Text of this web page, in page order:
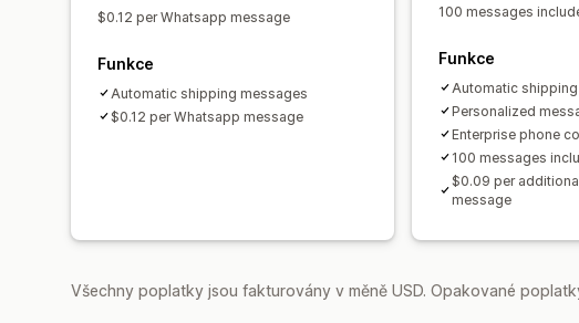
$0.12 per Whatsapp message
Funkce
Automatic shipping messages
$0.12 per Whatsapp message
100 messages
Funkce
Automatic
Personalized
Enterprise phone
100 messages
$0.09 per
message
Všechny poplatky jsou fakturovány v měně USD. Opakované